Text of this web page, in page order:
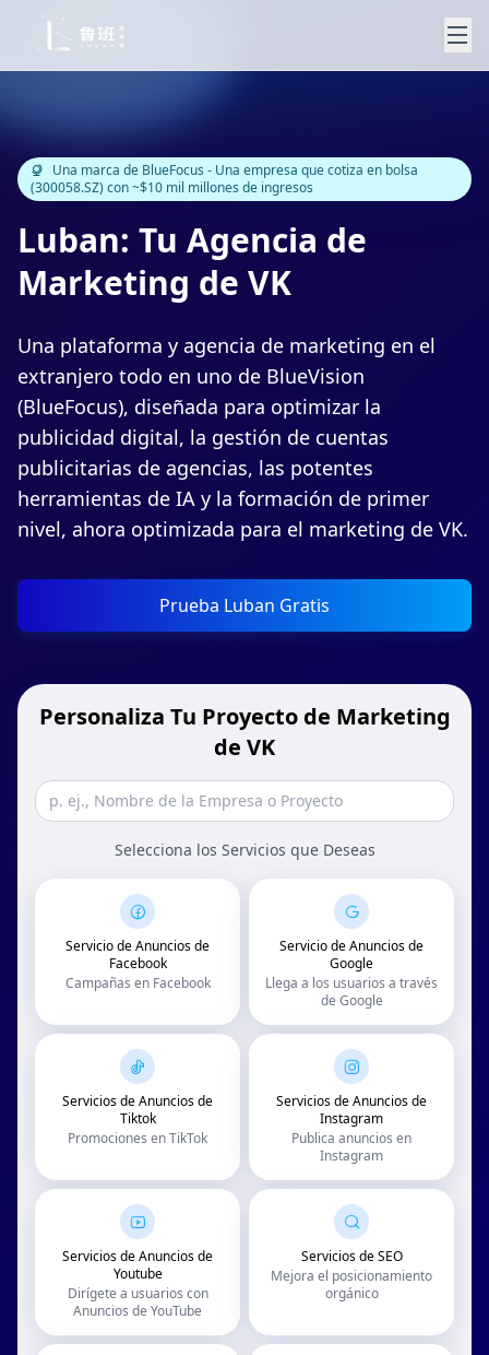
Una marca de BlueFocus - Una empresa que cotiza en bolsa
(300058.SZ) con ~$10 mil millones de ingresos
Luban: Tu Agencia de
Marketing de VK
Una plataforma y agencia de marketing en el
extranjero todo en uno de BlueVision
(BlueFocus), diseñada para optimizar la
publicidad digital, la gestión de cuentas
publicitarias de agencias, las potentes
herramientas de IA y la formación de primer
nivel, ahora optimizada para el marketing de VK.
Prueba Luban Gratis
Personaliza Tu Proyecto de Marketing
de VK
Selecciona los Servicios que Deseas
Servicio de Anuncios de
Facebook
Campañas en Facebook
Servicio de Anuncios de
Google
Llega a los usuarios a través
de Google
Servicios de Anuncios de
Tiktok
Promociones en TikTok
Servicios de Anuncios de
Instagram
Publica anuncios en
Instagram
Servicios de Anuncios de
Youtube
Dirígete a usuarios con
Anuncios de YouTube
Servicios de SEO
Mejora el posicionamiento
orgánico